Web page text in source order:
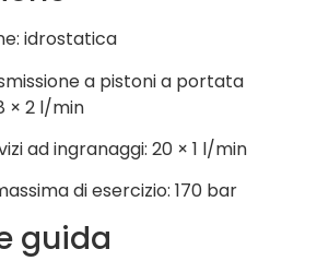
idrostatica
a pistoni a portata
× 2 l/min
ad ingranaggi: 20 × 1 l/min
di esercizio: 170 bar
guida